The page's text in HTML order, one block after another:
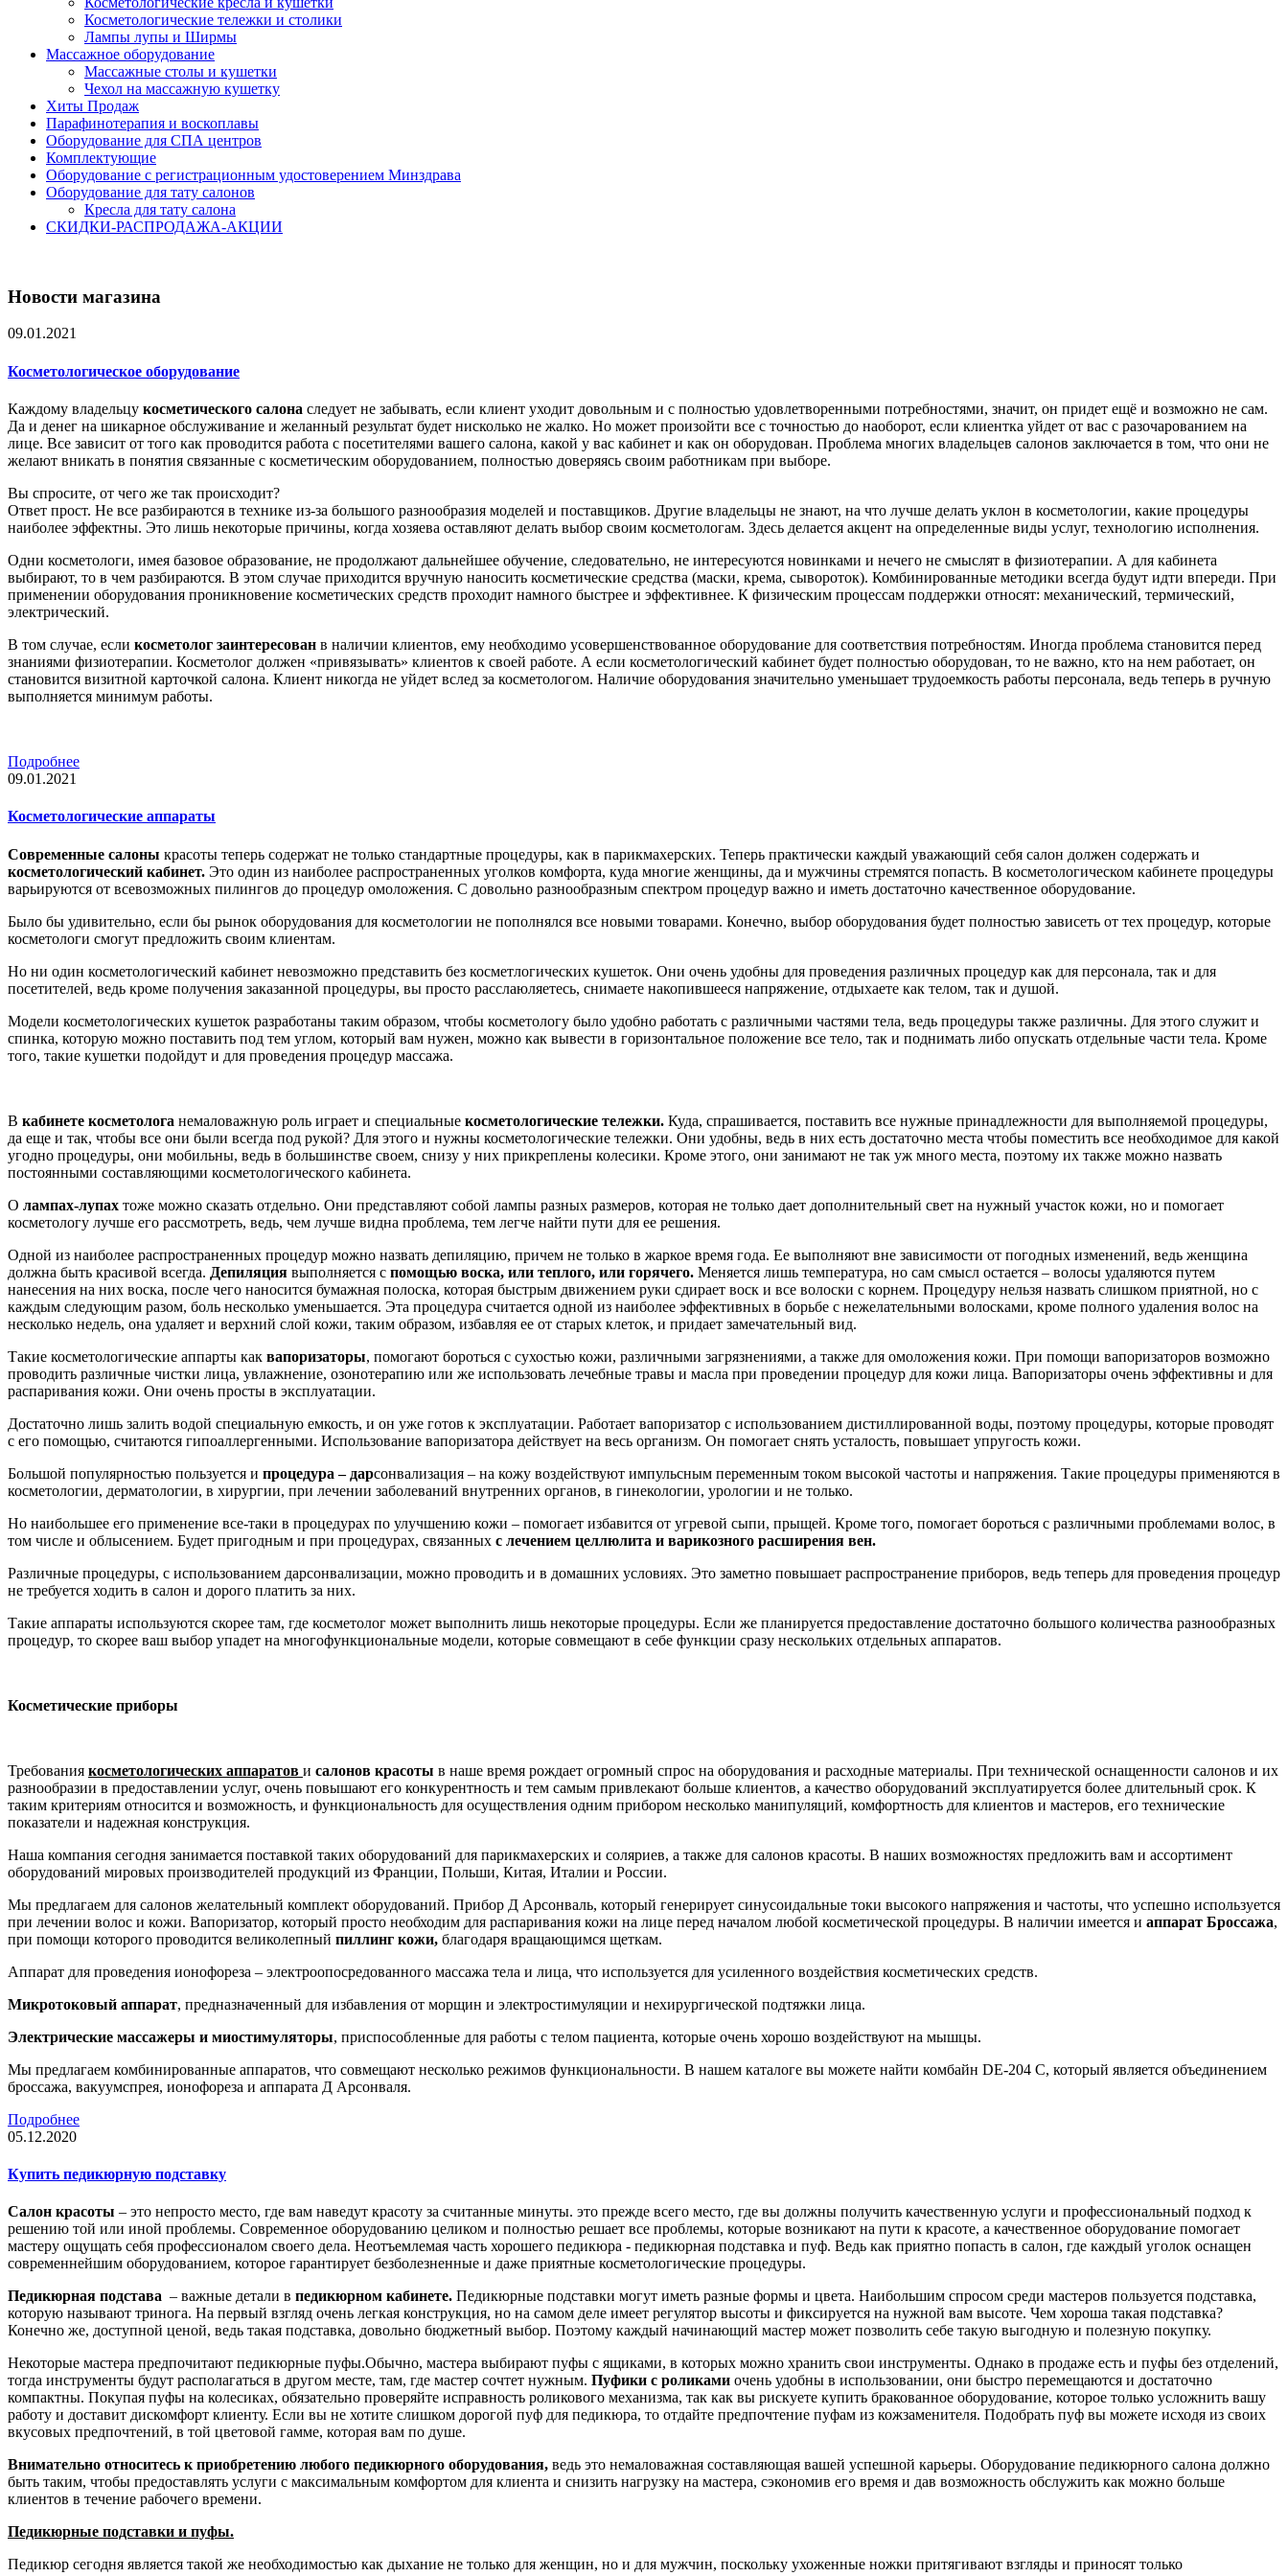
Косметологические тележки и столики
Лампы лупы и Ширмы
Массажное оборудование
Массажные столы и кушетки
Чехол на массажную кушетку
Хиты Продаж
Парафинотерапия и воскоплавы
Оборудование для СПА центров
Комплектующие
Оборудование с регистрационным удостоверением Минздрава
Оборудование для тату салонов
Кресла для тату салона
СКИДКИ-РАСПРОДАЖА-АКЦИИ
Новости магазина
09.01.2021
Косметологическое оборудование
Каждому владельцу косметического салона следует не забывать, если клиент уходит довольным и с полностью удовлетворенными потребностями, значит, он придет ещё и возможно не сам.
Да и денег на шикарное обслуживание и желанный результат будет нисколько не жалко. Но может произойти все с точностью до наоборот, если клиентка уйдет от вас с разочарованием на
лице. Все зависит от того как проводится работа с посетителями вашего салона, какой у вас кабинет и как он оборудован. Проблема многих владельцев салонов заключается в том, что они не
желают вникать в понятия связанные с косметическим оборудованием, полностью доверяясь своим работникам при выборе.
Вы спросите, от чего же так происходит?
Ответ прост. Не все разбираются в технике из-за большого разнообразия моделей и поставщиков. Другие владельцы не знают, на что лучше делать уклон в косметологии, какие процедуры
наиболее эффектны. Это лишь некоторые причины, когда хозяева оставляют делать выбор своим косметологам. Здесь делается акцент на определенные виды услуг, технологию исполнения.
Одни косметологи, имея базовое образование, не продолжают дальнейшее обучение, следовательно, не интересуются новинками и нечего не смыслят в физиотерапии. А для кабинета
выбирают, то в чем разбираются. В этом случае приходится вручную наносить косметические средства (маски, крема, сывороток). Комбинированные методики всегда будут идти впереди. При
применении оборудования проникновение косметических средств проходит намного быстрее и эффективнее. К физическим процессам поддержки относят: механический, термический,
электрический.
В том случае, если косметолог заинтересован в наличии клиентов, ему необходимо усовершенствованное оборудование для соответствия потребностям. Иногда проблема становится перед
знаниями физиотерапии. Косметолог должен «привязывать» клиентов к своей работе. А если косметологический кабинет будет полностью оборудован, то не важно, кто на нем работает, он
становится визитной карточкой салона. Клиент никогда не уйдет вслед за косметологом. Наличие оборудования значительно уменьшает трудоемкость работы персонала, ведь теперь в ручную
выполняется минимум работы.
Подробнее
09.01.2021
Косметологические аппараты
Современные салоны красоты теперь содержат не только стандартные процедуры, как в парикмахерских. Теперь практически каждый уважающий себя салон должен содержать и
косметологический кабинет. Это один из наиболее распространенных уголков комфорта, куда многие женщины, да и мужчины стремятся попасть. В косметологическом кабинете процедуры
варьируются от всевозможных пилингов до процедур омоложения. С довольно разнообразным спектром процедур важно и иметь достаточно качественное оборудование.
Было бы удивительно, если бы рынок оборудования для косметологии не пополнялся все новыми товарами. Конечно, выбор оборудования будет полностью зависеть от тех процедур, которые
косметологи смогут предложить своим клиентам.
Но ни один косметологический кабинет невозможно представить без косметлогических кушеток. Они очень удобны для проведения различных процедур как для персонала, так и для
посетителей, ведь кроме получения заказанной процедуры, вы просто расслаюляетесь, снимаете накопившееся напряжение, отдыхаете как телом, так и душой.
Модели косметологических кушеток разработаны таким образом, чтобы косметологу было удобно работать с различными частями тела, ведь процедуры также различны. Для этого служит и
спинка, которую можно поставить под тем углом, который вам нужен, можно как вывести в горизонтальное положение все тело, так и поднимать либо опускать отдельные части тела. Кроме
того, такие кушетки подойдут и для проведения процедур массажа.
В кабинете косметолога немаловажную роль играет и специальные косметологические тележки. Куда, спрашивается, поставить все нужные принадлежности для выполняемой процедуры,
да еще и так, чтобы все они были всегда под рукой? Для этого и нужны косметологические тележки. Они удобны, ведь в них есть достаточно места чтобы поместить все необходимое для какой
угодно процедуры, они мобильны, ведь в большинстве своем, снизу у них прикреплены колесики. Кроме этого, они занимают не так уж много места, поэтому их также можно назвать
постоянными составляющими косметологического кабинета.
О лампах-лупах тоже можно сказать отдельно. Они представляют собой лампы разных размеров, которая не только дает дополнительный свет на нужный участок кожи, но и помогает
косметологу лучше его рассмотреть, ведь, чем лучше видна проблема, тем легче найти пути для ее решения.
Одной из наиболее распространенных процедур можно назвать депиляцию, причем не только в жаркое время года. Ее выполняют вне зависимости от погодных изменений, ведь женщина
должна быть красивой всегда. Депиляция выполняется с помощью воска, или теплого, или горячего. Меняется лишь температура, но сам смысл остается – волосы удаляются путем
нанесения на них воска, после чего наносится бумажная полоска, которая быстрым движением руки сдирает воск и все волоски с корнем. Процедуру нельзя назвать слишком приятной, но с
каждым следующим разом, боль несколько уменьшается. Эта процедура считается одной из наиболее эффективных в борьбе с нежелательными волосками, кроме полного удаления волос на
несколько недель, она удаляет и верхний слой кожи, таким образом, избавляя ее от старых клеток, и придает замечательный вид.
Такие косметологические аппарты как вапоризаторы, помогают бороться с сухостью кожи, различными загрязнениями, а также для омоложения кожи. При помощи вапоризаторов возможно
проводить различные чистки лица, увлажнение, озонотерапию или же использовать лечебные травы и масла при проведении процедур для кожи лица. Вапоризаторы очень эффективны и для
распаривания кожи. Они очень просты в эксплуатации.
Достаточно лишь залить водой специальную емкость, и он уже готов к эксплуатации. Работает вапоризатор с использованием дистиллированной воды, поэтому процедуры, которые проводят
с его помощью, считаются гипоаллергенными. Использование вапоризатора действует на весь организм. Он помогает снять усталость, повышает упругость кожи.
Большой популярностью пользуется и процедура – дарсонвализация – на кожу воздействуют импульсным переменным током высокой частоты и напряжения. Такие процедуры применяются в
косметологии, дерматологии, в хирургии, при лечении заболеваний внутренних органов, в гинекологии, урологии и не только.
Но наибольшее его применение все-таки в процедурах по улучшению кожи – помогает избавится от угревой сыпи, прыщей. Кроме того, помогает бороться с различными проблемами волос, в
том числе и облысением. Будет пригодным и при процедурах, связанных с лечением целлюлита и варикозного расширения вен.
Различные процедуры, с использованием дарсонвализации, можно проводить и в домашних условиях. Это заметно повышает распространение приборов, ведь теперь для проведения процедур
не требуется ходить в салон и дорого платить за них.
Такие аппараты используются скорее там, где косметолог может выполнить лишь некоторые процедуры. Если же планируется предоставление достаточно большого количества разнообразных
процедур, то скорее ваш выбор упадет на многофункциональные модели, которые совмещают в себе функции сразу нескольких отдельных аппаратов.
Косметические приборы
Требования косметологических аппаратов и салонов красоты в наше время рождает огромный спрос на оборудования и расходные материалы. При технической оснащенности салонов и их
разнообразии в предоставлении услуг, очень повышают его конкурентность и тем самым привлекают больше клиентов, а качество оборудований эксплуатируется более длительный срок. К
таким критериям относится и возможность, и функциональность для осуществления одним прибором несколько манипуляций, комфортность для клиентов и мастеров, его технические
показатели и надежная конструкция.
Наша компания сегодня занимается поставкой таких оборудований для парикмахерских и соляриев, а также для салонов красоты. В наших возможностях предложить вам и ассортимент
оборудований мировых производителей продукций из Франции, Польши, Китая, Италии и России.
Мы предлагаем для салонов желательный комплект оборудований. Прибор Д Арсонваль, который генерирует синусоидальные токи высокого напряжения и частоты, что успешно используется
при лечении волос и кожи. Вапоризатор, который просто необходим для распаривания кожи на лице перед началом любой косметической процедуры. В наличии имеется и аппарат Броссажа,
при помощи которого проводится великолепный пиллинг кожи, благодаря вращающимся щеткам.
Аппарат для проведения ионофореза – электроопосредованного массажа тела и лица, что используется для усиленного воздействия косметических средств.
Микротоковый аппарат, предназначенный для избавления от морщин и электростимуляции и нехирургической подтяжки лица.
Электрические массажеры и миостимуляторы, приспособленные для работы с телом пациента, которые очень хорошо воздействуют на мышцы.
Мы предлагаем комбинированные аппаратов, что совмещают несколько режимов функциональности. В нашем каталоге вы можете найти комбайн DE-204 C, который является объединением
броссажа, вакуумспрея, ионофореза и аппарата Д Арсонваля.
Подробнее
05.12.2020
Купить педикюрную подставку
Салон красоты – это непросто место, где вам наведут красоту за считанные минуты. это прежде всего место, где вы должны получить качественную услуги и профессиональный подход к
решению той или иной проблемы. Современное оборудованию целиком и полностью решает все проблемы, которые возникают на пути к красоте, а качественное оборудование помогает
мастеру ощущать себя профессионалом своего дела. Неотъемлемая часть хорошего педикюра - педикюрная подставка и пуф. Ведь как приятно попасть в салон, где каждый уголок оснащен
современнейшим оборудованием, которое гарантирует безболезненные и даже приятные косметологические процедуры.
Педикюрная подстава – важные детали в педикюрном кабинете. Педикюрные подставки могут иметь разные формы и цвета. Наибольшим спросом среди мастеров пользуется подставка,
которую называют тринога. На первый взгляд очень легкая конструкция, но на самом деле имеет регулятор высоты и фиксируется на нужной вам высоте. Чем хороша такая подставка?
Конечно же, доступной ценой, ведь такая подставка, довольно бюджетный выбор. Поэтому каждый начинающий мастер может позволить себе такую выгодную и полезную покупку.
Некоторые мастера предпочитают педикюрные пуфы.Обычно, мастера выбирают пуфы с ящиками, в которых можно хранить свои инструменты. Однако в продаже есть и пуфы без отделений,
тогда инструменты будут располагаться в другом месте, там, где мастер сочтет нужным. Пуфики с роликами очень удобны в использовании, они быстро перемещаются и достаточно
компактны. Покупая пуфы на колесиках, обязательно проверяйте исправность роликового механизма, так как вы рискуете купить бракованное оборудование, которое только усложнить вашу
работу и доставит дискомфорт клиенту. Если вы не хотите слишком дорогой пуф для педикюра, то отдайте предпочтение пуфам из кожзаменителя. Подобрать пуф вы можете исходя из своих
вкусовых предпочтений, в той цветовой гамме, которая вам по душе.
Внимательно относитесь к приобретению любого педикюрного оборудования, ведь это немаловажная составляющая вашей успешной карьеры. Оборудование педикюрного салона должно
быть таким, чтобы предоставлять услуги с максимальным комфортом для клиента и снизить нагрузку на мастера, сэкономив его время и дав возможность обслужить как можно больше
клиентов в течение рабочего времени.
Педикюрные подставки и пуфы.
Педикюр сегодня является такой же необходимостью как дыхание не только для женщин, но и для мужчин, поскольку ухоженные ножки притягивают взгляды и приносят только